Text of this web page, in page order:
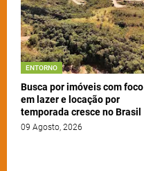
ENTORNO
Busca por imóveis com foco
em lazer e locação por
temporada cresce no Brasil
09 Agosto, 2026